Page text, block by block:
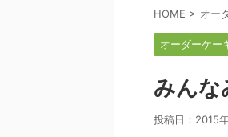
HOME > オー
オーダーケー
みんな
投稿日： 2015